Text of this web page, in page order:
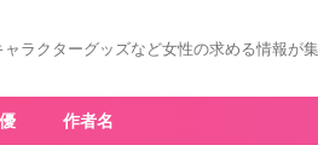
ラクターグッズなど女性の求める情報が
作者名